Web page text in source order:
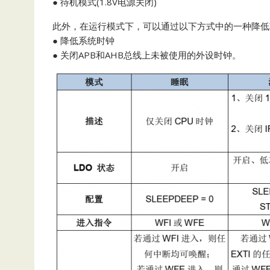
此外，在运行模式下，可以通过以下方式中的一种降
● 降低系统时钟
● 关闭APB和AHB总线上未被使用的外设时钟。